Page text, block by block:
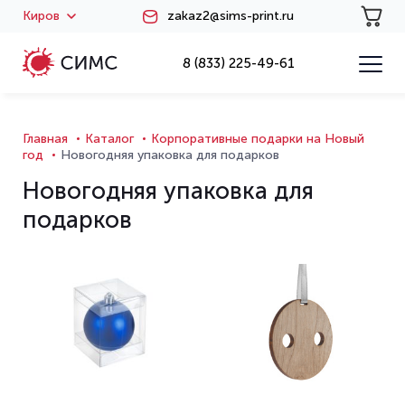
Киров zakaz2@sims-print.ru
8 (833) 225-49-61
Главная Каталог
Корпоративные подарки на Новый
год
Новогодняя упаковка для подарков
Новогодняя упаковка для
подарков